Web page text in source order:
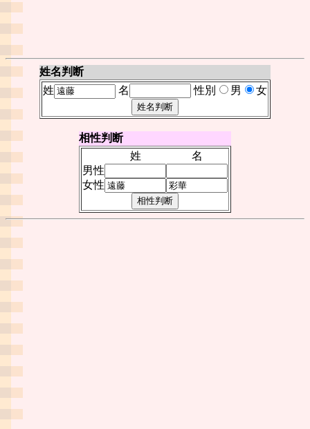
姓名判断
姓
名 性別 男 女
相性判断
姓
名
男性
女性